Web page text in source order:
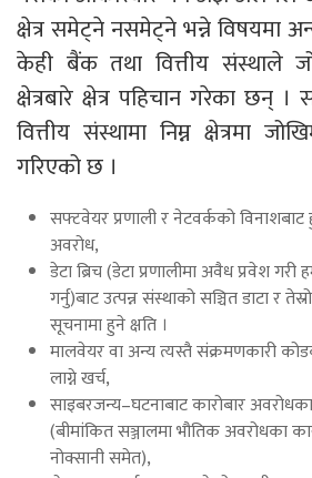
क्षेत्र समेट्ने नसमेट्ने भन्ने विषयमा
केही बैंक तथा वित्तीय संस्थाले
क्षेत्रबारे क्षेत्र पहिचान गरेका छन् ।
वित्तीय संस्थामा निम्न क्षेत्रमा
गरिएको छ ।
सफ्टवेयर प्रणाली र नेटवर्कको
अवरोध,
डेटा ब्रिच (डेटा प्रणालीमा अवैध प्रवेश
गर्नु)बाट उत्पन्न संस्थाको सञ्चित डाटा र
सूचनामा हुने क्षति ।
मालवेयर वा अन्य त्यस्तै संक्रमणकारी
लाग्ने खर्च,
साइबरजन्य–घटनाबाट कारोबार
(बीमांकित सञ्जालमा भौतिक अवरोधका
नोक्सानी समेत),